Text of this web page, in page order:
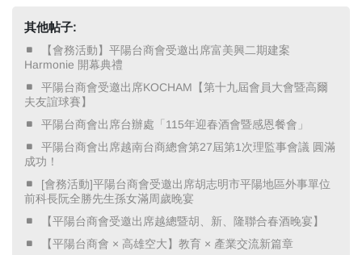
其他帖子:
​ 【會務活動】平陽台商會受邀出席富美興二期建案
Harmonie 開幕典禮 ​
​ 平陽台商會受邀出席KOCHAM【第十九屆會員大會暨高爾
夫友誼球賽】 ​
​ 平陽台商會出席台辦處「115年迎春酒會暨感恩餐會」 ​
​ 平陽台商會出席越南台商總會第27屆第1次理監事會議 圓滿
成功！ ​
​ [會務活動]平陽台商會受邀出席胡志明市平陽地區外事單位
前科長阮全勝先生孫女滿周歲晚宴 ​
​ 【平陽台商會受邀出席越總暨胡、新、隆聯合春酒晚宴】 ​
​ 【平陽台商會 × 高雄空大】教育 × 產業交流新篇章 ​